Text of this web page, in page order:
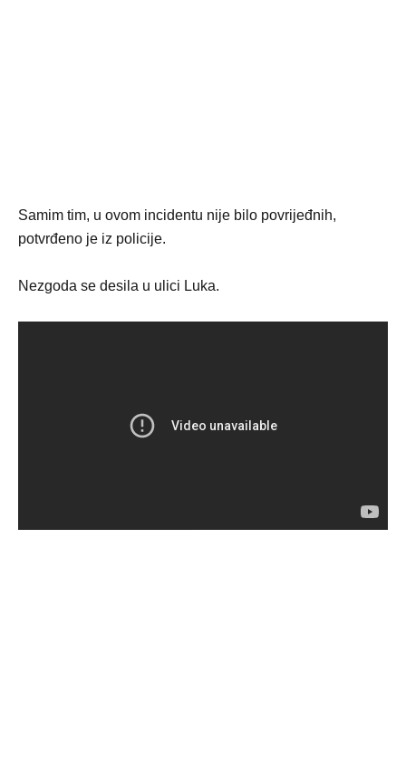
Samim tim, u ovom incidentu nije bilo povrijeđnih,
potvrđeno je iz policije.
Nezgoda se desila u ulici Luka.